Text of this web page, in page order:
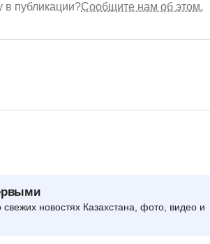
публикации?Сообщите нам об этом.
новостях Казахстана, фото, видео и